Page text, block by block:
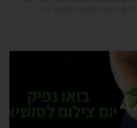
קבלו הצצה למאחורי הקלעים: יש לי